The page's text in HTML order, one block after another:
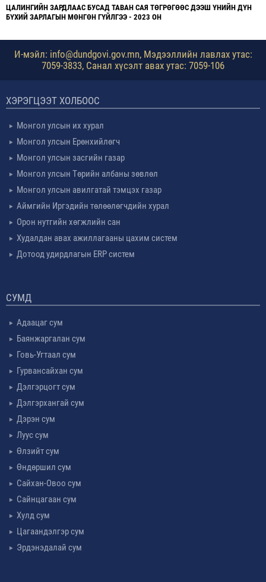
ЦАЛИНГИЙН ЗАРДЛААС БУСАД ТАВАН САЯ ТӨГРӨГӨӨС ДЭЭШ ҮНИЙН ДҮН
БҮХИЙ ЗАРЛАГЫН МӨНГӨН ГҮЙЛГЭЭ - 2023 ОН
И-мэйл: info@dundgovi.gov.mn, Мэдээллийн лавлах утас:
7059-3833, Санал хүсэлт авах утас: 7059-106
ХЭРЭГЦЭЭТ ХОЛБООС
Монгол улсын их хурал
Монгол улсын Ерөнхийлөгч
Монгол улсын засгийн газар
Монгол улсын Төрийн албаны зөвлөл
Монгол улсын авилгатай тэмцэх газар
Аймгийн Иргэдийн төлөөлөгчдийн хурал
Орон нутгийн хөгжлийн сан
Худалдан авах ажиллагааны цахим систем
Дотоод удирдлагын ERP систем
СУМД
Адаацаг сум
Баянжаргалан сум
Говь-Угтаал сум
Гурвансайхан сум
Дэлгэрцогт сум
Дэлгэрхангай сум
Дэрэн сум
Луус сум
Өлзийт сум
Өндөршил сум
Сайхан-Овоо сум
Сайнцагаан сум
Хулд сум
Цагаандэлгэр сум
Эрдэнэдалай сум